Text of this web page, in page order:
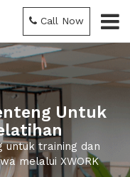
Call Now
Untuk
untuk training dan
melalui XWORK